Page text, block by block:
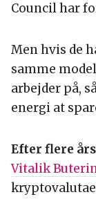
Council har
Men hvis de
samme
arbejder på,
energi at
Efter flere
Vitalik